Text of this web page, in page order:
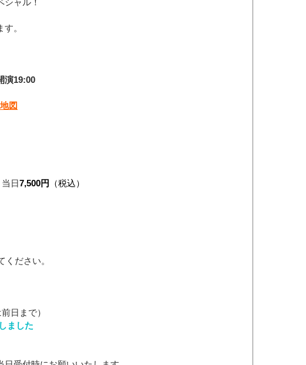
ャル！
。
演19:00
図
日7,500円
（税込）
ださい。
前日まで）
ました